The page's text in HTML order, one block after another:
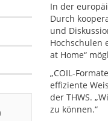
In der
Durch
und
Hochschulen
at Home“
„COIL-
effiziente
der THWS.
zu können.“